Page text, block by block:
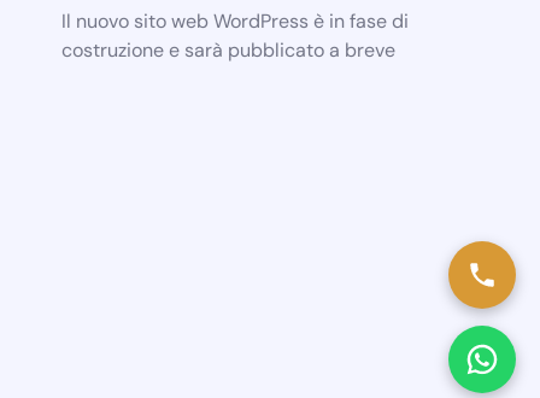
Il nuovo sito web WordPress è in fase di
costruzione e sarà pubblicato a breve